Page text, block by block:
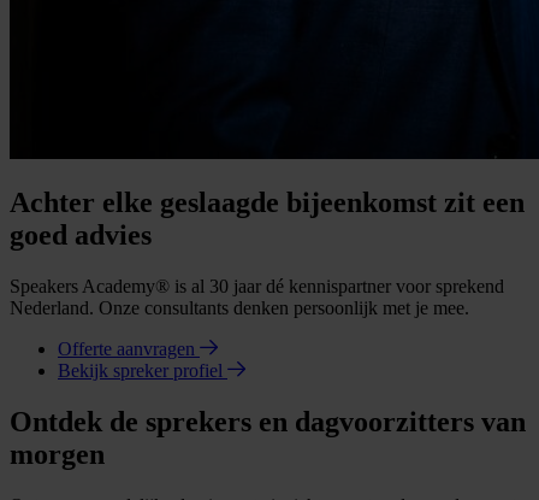
Achter elke geslaagde bijeenkomst zit een
goed advies
Speakers Academy® is al 30 jaar dé kennispartner voor sprekend
Nederland. Onze consultants denken persoonlijk met je mee.
Offerte aanvragen
Bekijk spreker profiel
Ontdek de sprekers en dagvoorzitters van
morgen